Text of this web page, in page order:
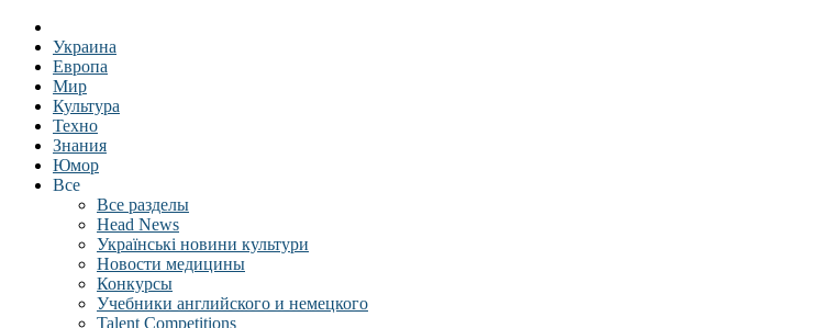
Украина
Европа
Мир
Культура
Техно
Знания
Юмор
Все
Все разделы
Head News
Українські новини культури
Новости медицины
Конкурсы
Учебники английского и немецкого
Talent Competitions